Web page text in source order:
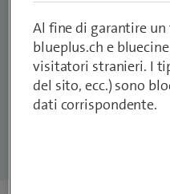
Al fine di garantire
blueplus.ch e
visitatori stranieri. I
del sito, ecc.) sono
dati corrispondente.